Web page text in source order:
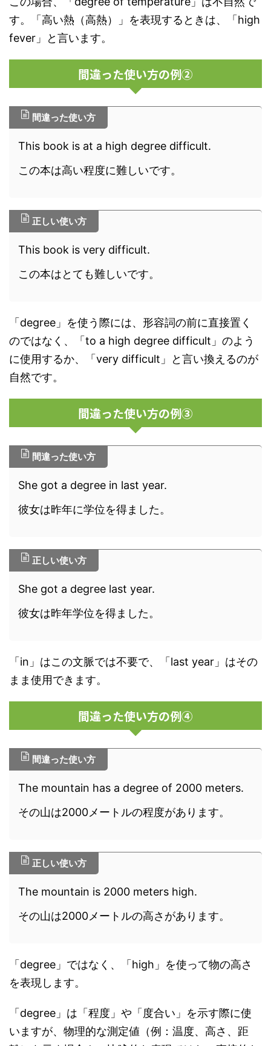
す。「高い熱（高熱）」を表現するときは、「high
fever」と言います。
間違った使い方の例②
間違った使い方
This book is at a high degree difficult.
この本は高い程度に難しいです。
正しい使い方
This book is very difficult.
この本はとても難しいです。
「degree」を使う際には、形容詞の前に直接置く
のではなく、「to a high degree difficult」のよう
に使用するか、「very difficult」と言い換えるのが
自然です。
間違った使い方の例③
間違った使い方
She got a degree in last year.
彼女は昨年に学位を得ました。
正しい使い方
She got a degree last year.
彼女は昨年学位を得ました。
「in」はこの文脈では不要で、「last year」はその
まま使用できます。
間違った使い方の例④
間違った使い方
The mountain has a degree of 2000 meters.
その山は2000メートルの程度があります。
正しい使い方
The mountain is 2000 meters high.
その山は2000メートルの高さがあります。
「degree」ではなく、「high」を使って物の高さ
を表現します。
「degree」は「程度」や「度合い」を示す際に使
いますが、物理的な測定値（例：温度、高さ、距